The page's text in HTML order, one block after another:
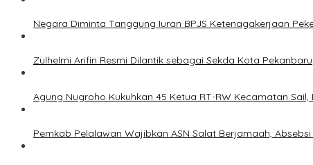
Negara Diminta Tanggung Iuran BPJS Ketenagakerjaan
Zulhelmi Arifin Resmi Dilantik sebagai Sekda Kota Pekanbaru
Agung Nugroho Kukuhkan 45 Ketua RT-RW Kecamatan
Pemkab Pelalawan Wajibkan ASN Salat Berjamaah,